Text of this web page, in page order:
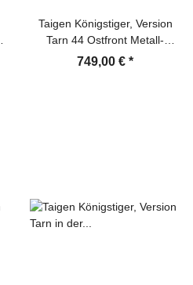
Taigen Königstiger, Version
Tarn 44 Ostfront Metall-
Edition 1:16 mit BB-Einheit
749,00 € *